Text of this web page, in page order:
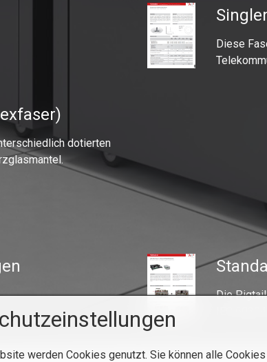
Diese
dotierten
Die
IEC
werden Cookies genutzt. Sie können alle